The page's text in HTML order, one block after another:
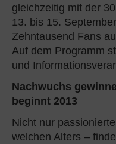
gleichzeitig mit der
13. bis 15.
Zehntausend Fans
Auf dem Programm
und
Nachwuchs
beginnt 2013
Nicht nur
welchen Alters –